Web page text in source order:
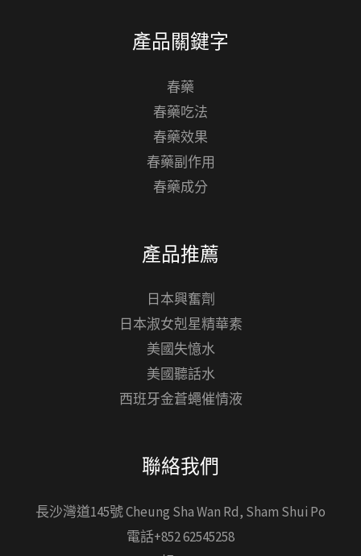
產品關鍵字
春藥
春藥吃法
春藥效果
春藥副作用
春藥成分
產品推薦
日本興奮劑
日本淑女剋星精華素
美國失憶水
美國聽話水
西班牙金蒼蠅催情液
聯絡我們
長沙灣道145號 Cheung Sha Wan Rd, Sham Shui Po
電話+852 62545258